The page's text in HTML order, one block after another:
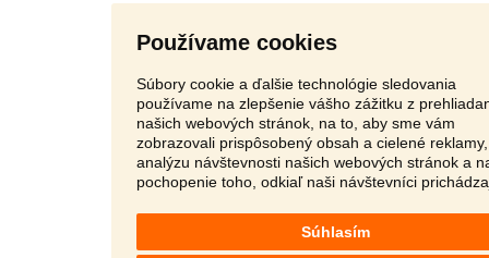
Používame cookies
Súbory cookie a ďalšie technológie sledovania
používame na zlepšenie vášho zážitku z
našich webových stránok, na to, aby sme vám
zobrazovali prispôsobený obsah a cielené
analýzu návštevnosti našich webových stránok a
pochopenie toho, odkiaľ naši návštevníci
Súhlasím